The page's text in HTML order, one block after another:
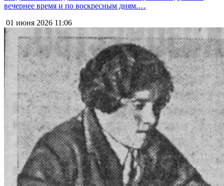
вечернее время и по воскресным дням.…
01 июня 2026 11:06